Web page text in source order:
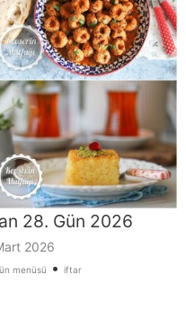
28. Gün 2026
2026
menüsü • iftar